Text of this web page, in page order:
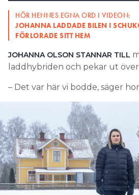
HÖR HENNES EGNA ORD I VIDEON:
JOHANNA LADDADE BILEN I
FÖRLORADE SITT HEM
JOHANNA OLSON STANNAR TILL
laddhybriden och pekar ut
– Det var här vi bodde, säger